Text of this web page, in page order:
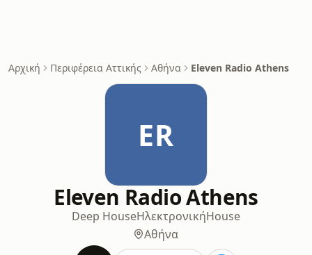
Αρχική Περιφέρεια Αττικής Αθήνα Eleven Radio Athens
ER
Eleven Radio Athens
Deep HouseΗλεκτρονικήHouse
Αθήνα